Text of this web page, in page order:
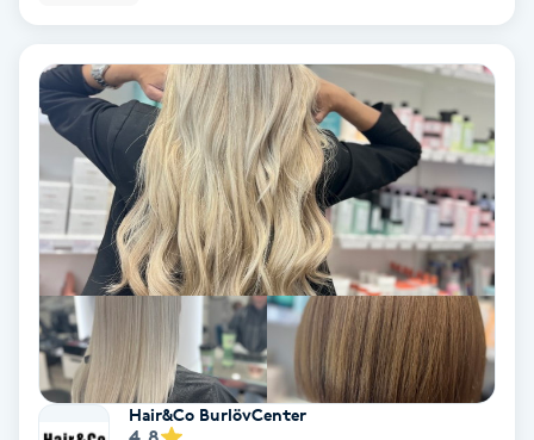
PRX-T33
Psoriasis
Radiofrekvens
Rakning
Reflexologi
Hair&Co BurlövCenter